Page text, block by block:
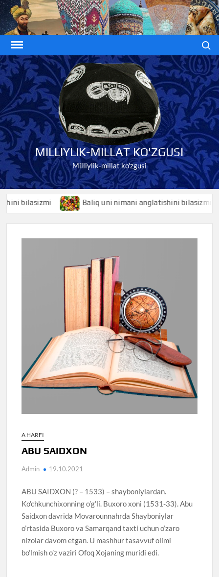
Skip
to
content
MILLIYLIK-MILLAT KO'ZGUSI
Milliylik-millat ko'zgusi
bilasizmi Baliq uni nimani anglatishini bilasizmi
A HARFI
ABU SAIDXON
Admin 19.10.2021
ABU SAIDXON (? – 1533) – shayboniylardan.
Ko’chkunchixonning o’g’li. Buxoro xoni (1531-33). Abu
Saidxon davrida Movarounnahrda Shayboniylar
o’rtasida Buxoro va Samarqand taxti uchun o’zaro
nizolar davom etgan. U mashhur tasavvuf olimi
bo’lmish o’z vaziri Ofoq Xojaning muridi edi.